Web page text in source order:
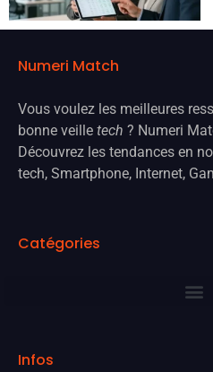
Numeri Match
Vous voulez les meilleures
bonne veille tech ? Numeri
Découvrez les tendances en
tech, Smartphone, Internet,
Catégories
Infos